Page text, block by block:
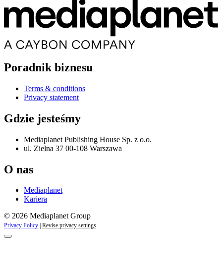
Poradnik biznesu
Terms & conditions
Privacy statement
Gdzie jesteśmy
Mediaplanet Publishing House Sp. z o.o.
ul. Zielna 37 00-108 Warszawa
O nas
Mediaplanet
Kariera
© 2026 Mediaplanet Group
Privacy Policy Revise privacy settings